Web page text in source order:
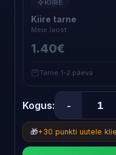
KIIRE
Kiire tarne
Meie laost
1.40€
Tarne 1-2 päeva
Kogus: -
🎁+30 punkti uutele